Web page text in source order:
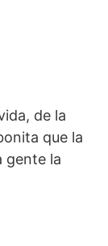
de la
que la
gente la